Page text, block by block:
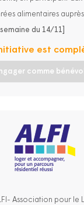
alimentaires
du 14/11]
comme
est
Association pour le